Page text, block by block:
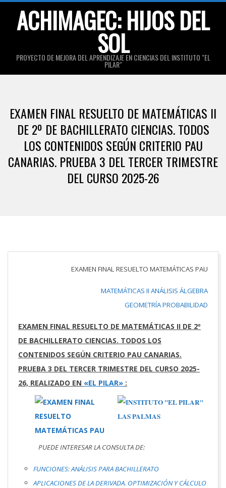
ACHIMAGEC: HIJOS DEL
SOL
PROYECTO DE MEJORA DEL APRENDIZAJE EN CIENCIAS DEL INSTITUTO "EL
PILAR"
Menu
EXAMEN FINAL RESUELTO DE MATEMÁTICAS II
DE 2º DE BACHILLERATO CIENCIAS. TODOS
LOS CONTENIDOS SEGÚN CRITERIO PAU
CANARIAS. PRUEBA 3 DEL TERCER TRIMESTRE
DEL CURSO 2025-26
EXAMEN FINAL RESUELTO MATEMÁTICAS PAU
MATEMÁTICAS II ANÁLISIS ÁLGEBRA
GEOMETRÍAPROBABILIDAD
EXAMEN FINAL RESUELTO DE MATEMÁTICAS II DE 2º
DE BACHILLERATO CIENCIAS. TODOS LOS
CONTENIDOS SEGÚN CRITERIO PAU CANARIAS.
PRUEBA 3 DEL TERCER TRIMESTRE DEL CURSO 2025-
26, REALIZADO EN «EL PILAR» :
PUEDE INTERESAR LA CONSULTA DE:
FUNCIONES: ANÁLISIS PARA BACHILLERATO
APLICACIONES DE LA DERIVADA. OPTIMIZACIÓN Y CÁLCULO